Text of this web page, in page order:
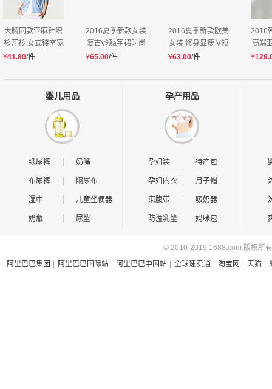
大牌同款亚麻针织
衫开衫 女式镂空宽
松防晒空调衫薄款
¥41.80/件
2016夏季新款女装
复古v领a字裙时尚
短袖改良旗袍雪纺
¥65.00/件
2016夏季新款欧美
女装 修身显瘦 V领
短袖桑蚕丝印花连
¥63.00/件
2016
高端
松休
¥
婴儿用品
纸尿裤
布尿裤
湿巾
奶瓶
奶嘴
隔尿布
儿童坐便器
尿垫
孕产用品
孕妇装
孕妇内衣
束腹带
防溢乳垫
待产包
月子帽
吸奶器
妈咪包
© 2010-2019 1688.com 版权所有
阿里巴巴集团
阿里巴巴国际站 阿里巴巴中国站 全球速卖通 淘宝网 天猫